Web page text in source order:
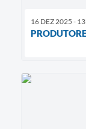
16 DEZ 2025 -